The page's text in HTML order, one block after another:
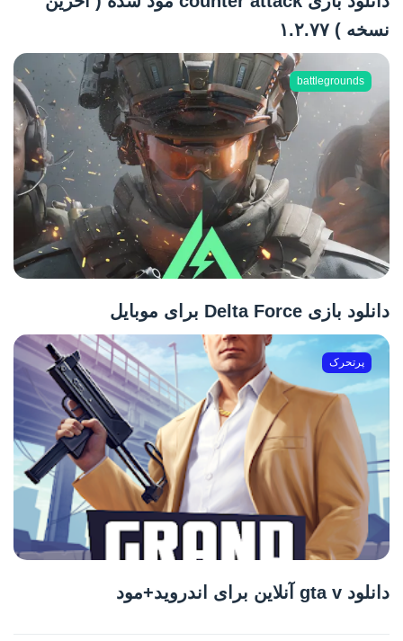
نسخه ) ۱.۲.۷۷
battlegrounds
دانلود بازی Delta Force برای موبایل
پرتحرک
دانلود gta v آنلاین برای اندروید+مود